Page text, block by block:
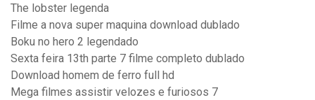
The lobster legenda
Filme a nova super maquina download dublado
Boku no hero 2 legendado
Sexta feira 13th parte 7 filme completo dublado
Download homem de ferro full hd
Mega filmes assistir velozes e furiosos 7